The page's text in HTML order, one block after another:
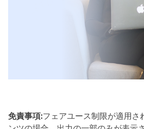
免責事項:‎フェアユース制限が適用さ